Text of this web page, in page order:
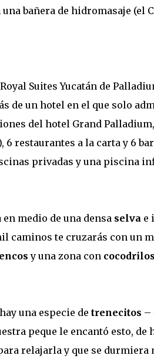
bañera de hidromasaje (el
Suites Yucatán de
de un hotel en el que solo
del hotel Grand
restaurantes a la carta y 6
privadas y una piscina
medio de una densa selva e
caminos te cruzarás con un
y una zona con cocodrilos
una especie de trenecitos –
peque le encantó esto, de
relajarla y que se